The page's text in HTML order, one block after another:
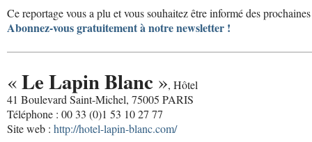
Ce reportage vous a plu et vous souhaitez être informé des
Abonnez-vous gratuitement à notre newsletter !
«Le Lapin Blanc », Hôtel
41 Boulevard Saint-Michel, 75005 PARIS
Téléphone : 00 33 (0)1 53 10 27 77
Site web : http://hotel-lapin-blanc.com/